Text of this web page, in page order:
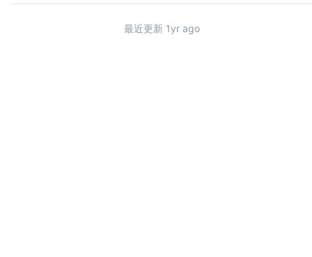
最近更新 1yr ago